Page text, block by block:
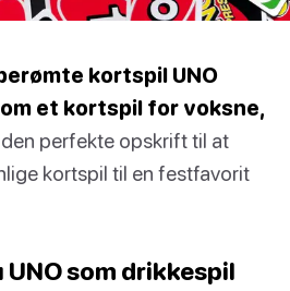
kortspil UNO
et kortspil for voksne,
perfekte opskrift til at
kortspil til en festfavorit
UNO som drikkespil